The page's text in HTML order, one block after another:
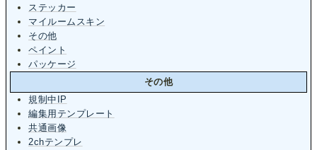
ステッカー
マイルームスキン
その他
ペイント
パッケージ
その他
規制中IP
編集用テンプレート
共通画像
2chテンプレ